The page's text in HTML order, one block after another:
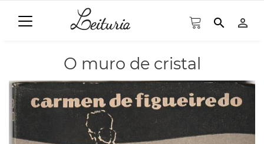
search person_outline
O muro de cristal